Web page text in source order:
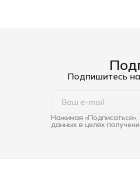
Подпишитесь
Нажимая
данных в целях